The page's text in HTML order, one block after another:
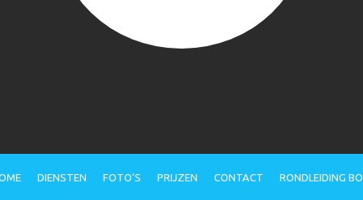
DIENSTEN FOTO’S PRIJZEN CONTACT RONDLEIDING